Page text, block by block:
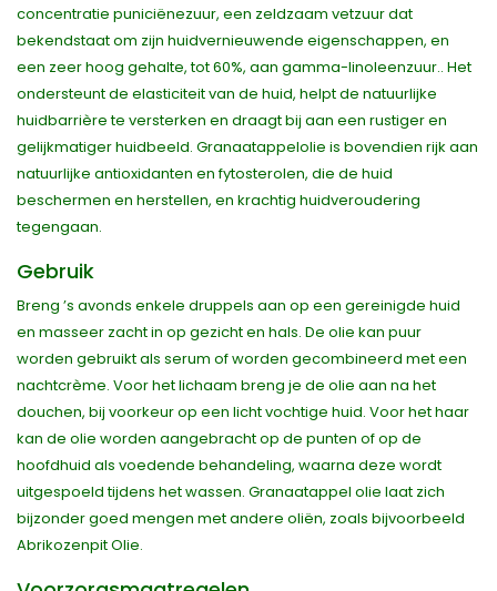
concentratie puniciënezuur, een zeldzaam vetzuur dat
bekendstaat om zijn huidvernieuwende eigenschappen, en
een zeer hoog gehalte, tot 60%, aan gamma-linoleenzuur.. Het
ondersteunt de elasticiteit van de huid, helpt de natuurlijke
huidbarrière te versterken en draagt bij aan een rustiger en
gelijkmatiger huidbeeld. Granaatappelolie is bovendien rijk aan
natuurlijke antioxidanten en fytosterolen, die de huid
beschermen en herstellen, en krachtig huidveroudering
tegengaan.
Gebruik
Breng ’s avonds enkele druppels aan op een gereinigde huid
en masseer zacht in op gezicht en hals. De olie kan puur
worden gebruikt als serum of worden gecombineerd met een
nachtcrème. Voor het lichaam breng je de olie aan na het
douchen, bij voorkeur op een licht vochtige huid. Voor het haar
kan de olie worden aangebracht op de punten of op de
hoofdhuid als voedende behandeling, waarna deze wordt
uitgespoeld tijdens het wassen. Granaatappel olie laat zich
bijzonder goed mengen met andere oliën, zoals bijvoorbeeld
Abrikozenpit Olie.